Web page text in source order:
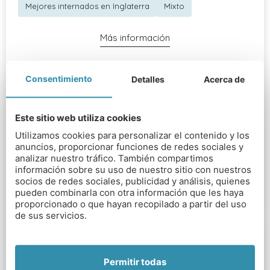
Mejores internados en Inglaterra Mixto
Más información
Consentimiento Detalles Acerca de
Este sitio web utiliza cookies
Utilizamos cookies para personalizar el contenido y los
anuncios, proporcionar funciones de redes sociales y
analizar nuestro tráfico. También compartimos
información sobre su uso de nuestro sitio con nuestros
socios de redes sociales, publicidad y análisis, quienes
pueden combinarla con otra información que les haya
proporcionado o que hayan recopilado a partir del uso
de sus servicios.
Permitir todas